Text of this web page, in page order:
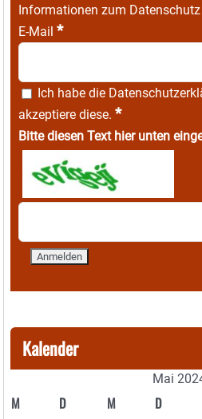
Informationen zum
E-Mail *
Ich habe die
akzeptiere diese. *
Bitte diesen Text hier unten
Kalender
Mai
M D M D